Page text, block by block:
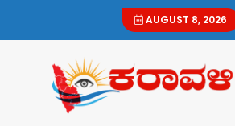
AUGUST 8, 2026